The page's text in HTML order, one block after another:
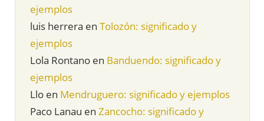
ejemplos
luis herrera en Tolozón: significado y
ejemplos
Lola Rontano en Banduendo: significado y
ejemplos
Llo en Mendruguero: significado y ejemplos
Paco Lanau en Zancocho: significado y